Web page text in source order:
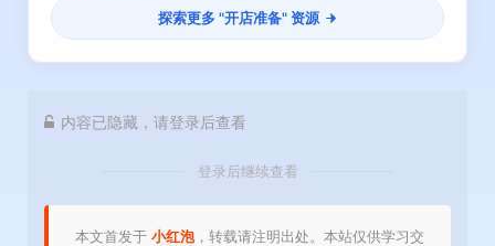
探索更多 "开店准备" 资源
内容已隐藏，请登录后查看
登录后继续查看
本文首发于 小红泡，转载请注明出处。本站仅供学习交